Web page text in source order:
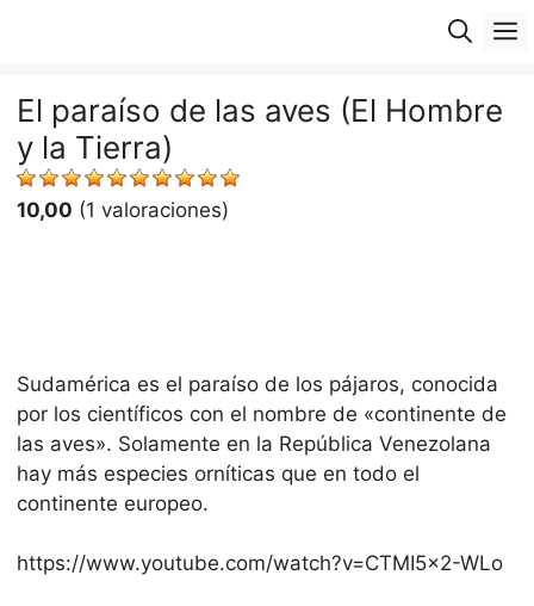
El paraíso de las aves (El Hombre
y la Tierra)
10,00 (1 valoraciones)
Sudamérica es el paraíso de los pájaros, conocida
por los científicos con el nombre de «continente de
las aves». Solamente en la República Venezolana
hay más especies orníticas que en todo el
continente europeo.
https://www.youtube.com/watch?v=CTMI5x2-WLo